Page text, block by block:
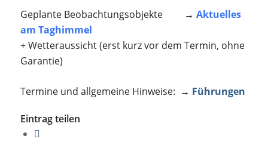
Geplante Beobachtungsobjekte → Aktuelles
am Taghimmel
+ Wetteraussicht (erst kurz vor dem Termin, ohne
Garantie)
Termine und allgemeine Hinweise: → Führungen
Eintrag teilen